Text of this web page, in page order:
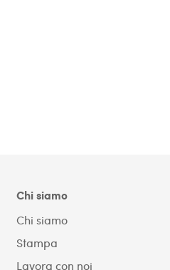
Chi siamo
Chi siamo
Stampa
Lavora con noi